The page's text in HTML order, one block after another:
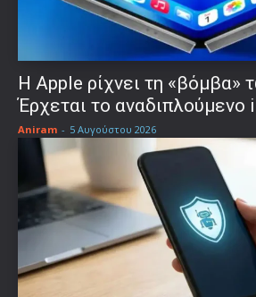
Η Apple ρίχνει τη «βόμβα»
Έρχεται το αναδιπλούμενο
Aniram - 5 Αυγούστου 2026